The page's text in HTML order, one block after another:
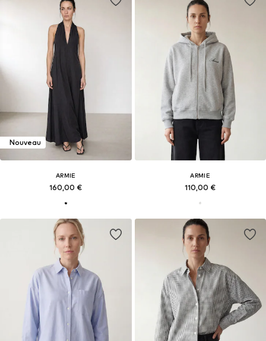
Nouveau
ARMIE
160,00 €
ARMIE
110,00 €